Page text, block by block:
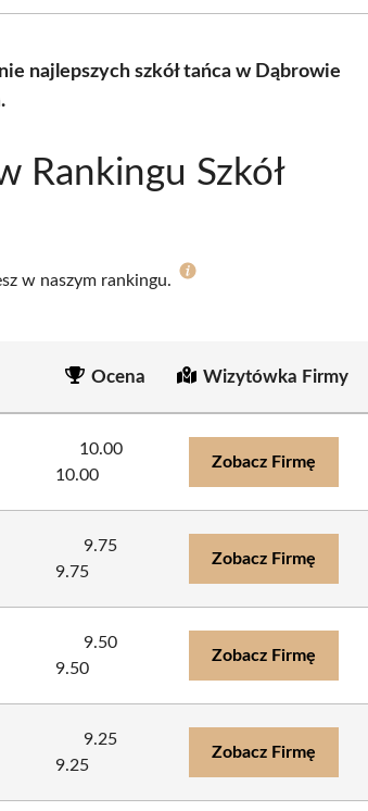
(Twitter)
najlepszych szkół tańca w Dąbrowie
Rankingu Szkół
w naszym rankingu.
Ocena Wizytówka Firmy
10.00
10.00
Zobacz Firmę
9.75
9.75
Zobacz Firmę
9.50
9.50
Zobacz Firmę
9.25
9.25
Zobacz Firmę